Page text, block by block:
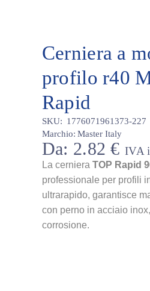
Cerniera a
profilo r40
Rapid
SKU: 1776071961373-227
Marchio: Master Italy
Da: 2.82€ IVA
La cerniera TOP Rapid
professionale per profili
ultrarapido, garantisce
con perno in acciaio
corrosione.